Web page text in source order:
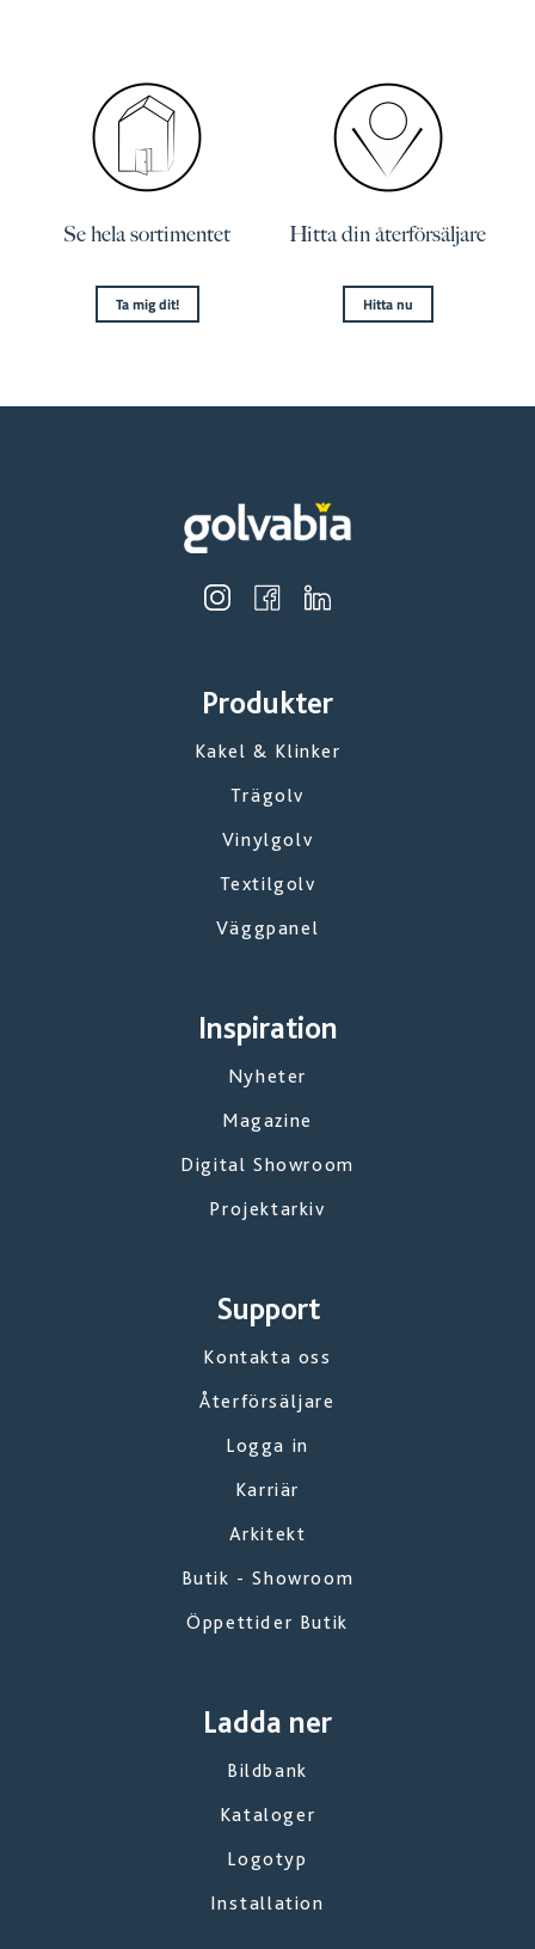
Se hela sortimentet
Ta mig dit!
Hitta din återförsäljare
Hitta nu
Produkter
Kakel & Klinker
Trägolv
Vinylgolv
Textilgolv
Väggpanel
Inspiration
Nyheter
Magazine
Digital Showroom
Projektarkiv
Support
Kontakta oss
Återförsäljare
Logga in
Karriär
Arkitekt
Butik - Showroom
Öppettider Butik
Ladda ner
Bildbank
Kataloger
Logotyp
Installation